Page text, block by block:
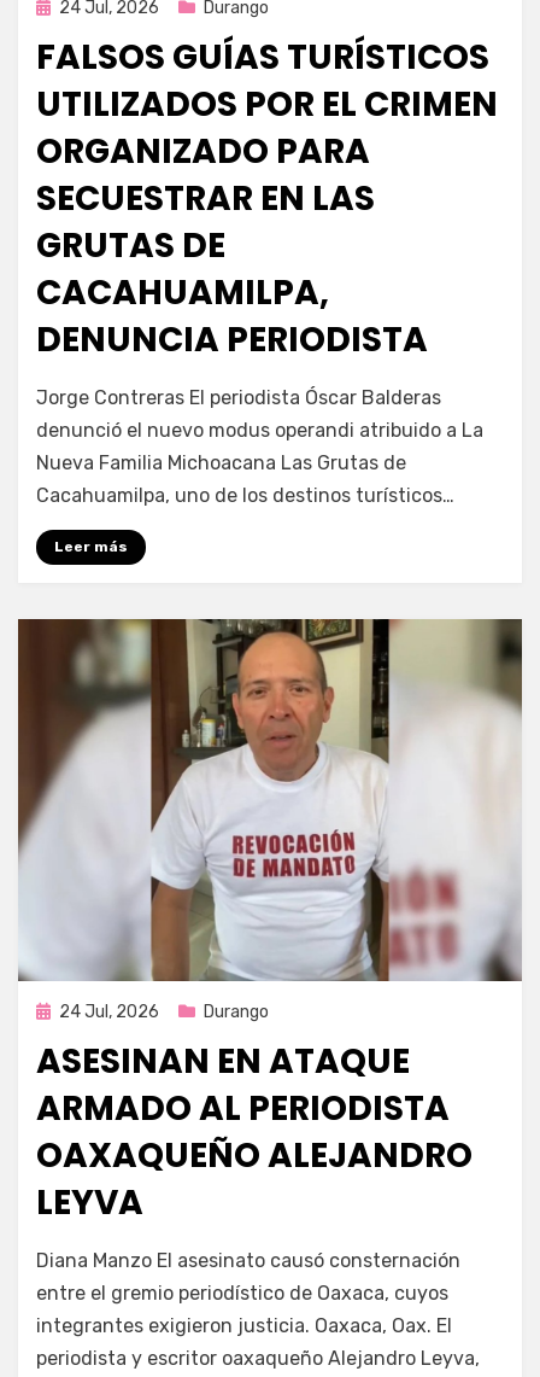
Publicada
24 Jul, 2026 Durango
FALSOS GUÍAS TURÍSTICOS
UTILIZADOS POR EL CRIMEN
ORGANIZADO PARA
SECUESTRAR EN LAS
GRUTAS DE
CACAHUAMILPA,
DENUNCIA PERIODISTA
Fernando Miranda Servín
Jorge Contreras El periodista Óscar Balderas
denunció el nuevo modus operandi atribuido a La
Nueva Familia Michoacana Las Grutas de
Cacahuamilpa, uno de los destinos turísticos…
Leer más
Publicada
24 Jul, 2026 Durango
ASESINAN EN ATAQUE
ARMADO AL PERIODISTA
OAXAQUEÑO ALEJANDRO
LEYVA
Fernando Miranda Servín
Diana Manzo El asesinato causó consternación
entre el gremio periodístico de Oaxaca, cuyos
integrantes exigieron justicia. Oaxaca, Oax. El
periodista y escritor oaxaqueño Alejandro Leyva,